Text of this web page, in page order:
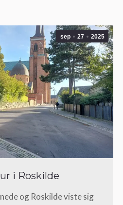
sep 27 2025
i Roskilde
og Roskilde viste sig